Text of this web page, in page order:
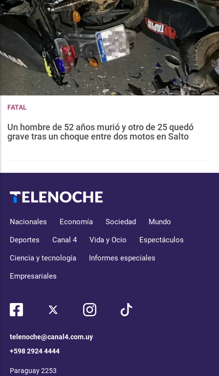
FATAL
Un hombre de 52 años murió y otro de 25 quedó
grave tras un choque entre dos motos en Salto
Nacionales Economía Sociedad Mundo
Deportes Canal 4 Vida y Ocio Espectáculos
Ciencia y tecnología Informes especiales
Empresariales
telenoche@canal4.com.uy
+598 2924 4444
Paraguay 2253